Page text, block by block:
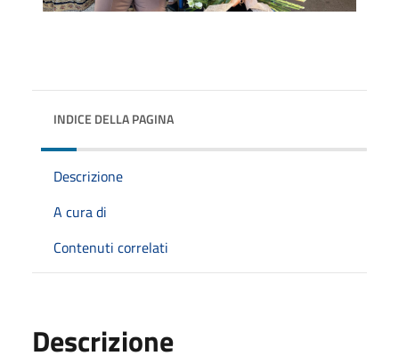
INDICE DELLA PAGINA
Descrizione
A cura di
Contenuti correlati
Descrizione